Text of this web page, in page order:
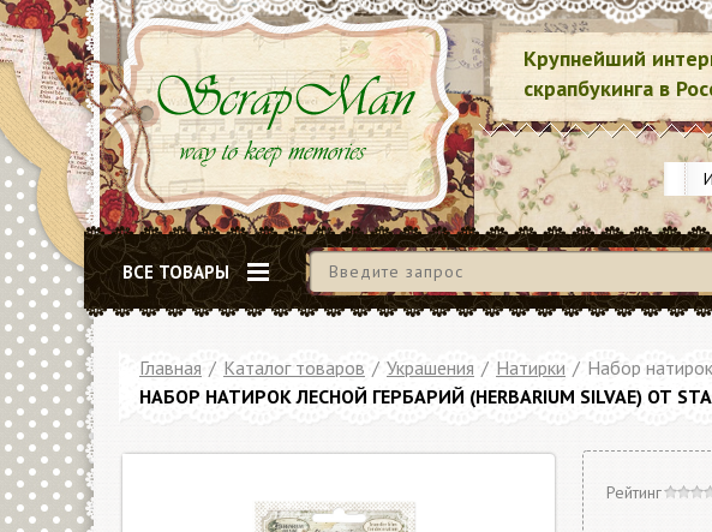
Крупнейший
скрапбукинга в
ВСЕ ТОВАРЫ
Главная / Каталог товаров / Украшения / Натирки / Набор
НАБОР НАТИРОК ЛЕСНОЙ ГЕРБАРИЙ (HERBARIUM SILVAE) ОТ
Рейтинг